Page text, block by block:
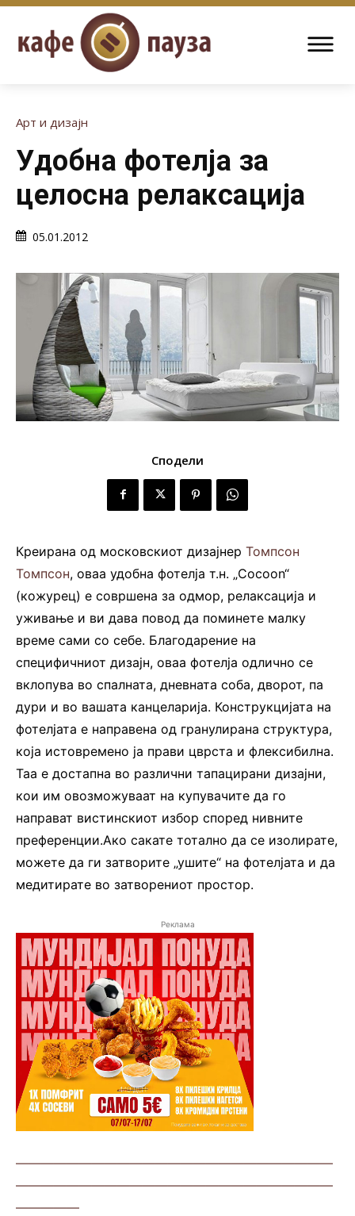
Арт и дизајн
Удобна фотелја за
целосна релаксација
05.01.2012
Сподели
Креирана од московскиот дизајнер Томпсон
Томпсон, оваа удобна фотелја т.н. „Cocoon“
(кожурец) е совршена за одмор, релаксација и
уживање и ви дава повод да поминете малку
време сами со себе. Благодарение на
специфичниот дизајн, оваа фотелја одлично се
вклопува во спалната, дневната соба, дворот, па
дури и во вашата канцеларија. Конструкцијата на
фотелјата е направена од гранулирана структура,
која истовремено ја прави цврста и флексибилна.
Таа е достапна во различни тапацирани дизајни,
кои им овозможуваат на купувачите да го
направат вистинскиот избор според нивните
преференции.Ако сакате тотално да се изолирате,
можете да ги затворите „ушите“ на фотелјата и да
медитирате во затворениот простор.
Реклама
—————————————————————————
—————————————————————————
—————